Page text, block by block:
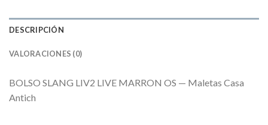
DESCRIPCIÓN
VALORACIONES (0)
BOLSO SLANG LIV2 LIVE MARRON OS — Maletas Casa
Antich